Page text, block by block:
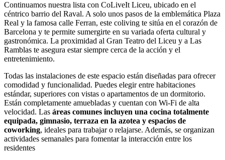
Continuamos nuestra lista con CoLiveIt Liceu, ubicado en el
céntrico barrio del Raval. A solo unos pasos de la emblemática Plaza
Real y la famosa calle Ferran, este coliving te sitúa en el corazón de
Barcelona y te permite sumergirte en su variada oferta cultural y
gastronómica. La proximidad al Gran Teatro del Liceu y a Las
Ramblas te asegura estar siempre cerca de la acción y el
entretenimiento.
Todas las instalaciones de este espacio están diseñadas para ofrecer
comodidad y funcionalidad. Puedes elegir entre habitaciones
estándar, superiores con vistas o apartamentos de un dormitorio.
Están completamente amuebladas y cuentan con Wi-Fi de alta
velocidad. Las áreas comunes incluyen una cocina totalmente
equipada, gimnasio, terraza en la azotea y espacios de
coworking, ideales para trabajar o relajarse. Además, se organizan
actividades semanales para fomentar la interacción entre los
residentes